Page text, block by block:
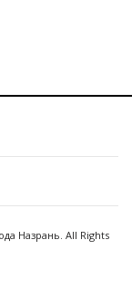
Назрань. All Rights